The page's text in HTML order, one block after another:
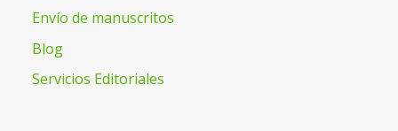
Envío de manuscritos
Blog
Servicios Editoriales